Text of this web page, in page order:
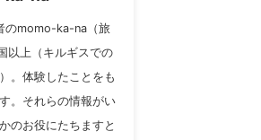
のmomo-ka-na（旅
以上（キルギスでの
。体験したことをも
。それらの情報がい
のお役にたちますと